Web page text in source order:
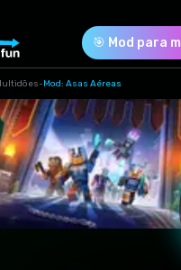
🎯 Mod para
-Mod: Asas Aéreas
*
(1.10 Mb)